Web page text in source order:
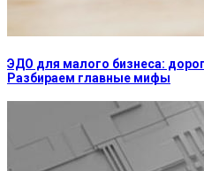
ЭДО для малого бизнеса:
Разбираем главные мифы